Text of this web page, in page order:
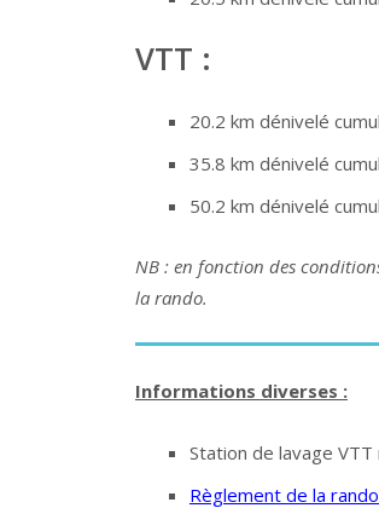
VTT :
20.2 km dénivelé
35.8 km dénivelé
50.2 km dénivelé
NB : en fonction des
la rando.
Informations diverses :
Station de lavage
Règlement de la